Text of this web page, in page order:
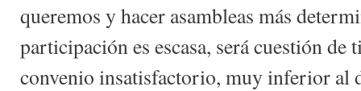
queremos y hacer asambleas más
participación es escasa, será cuestión de
convenio insatisfactorio, muy inferior al